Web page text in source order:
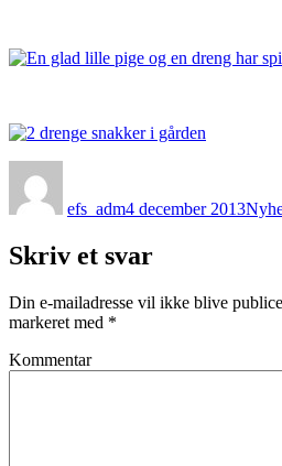
efs_adm4 december 2013
Skriv et svar
Din e-mailadresse vil ikke blive
markeret med *
Kommentar